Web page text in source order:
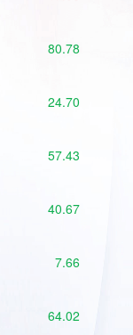
80.78
24.70
57.43
40.67
7.66
64.02